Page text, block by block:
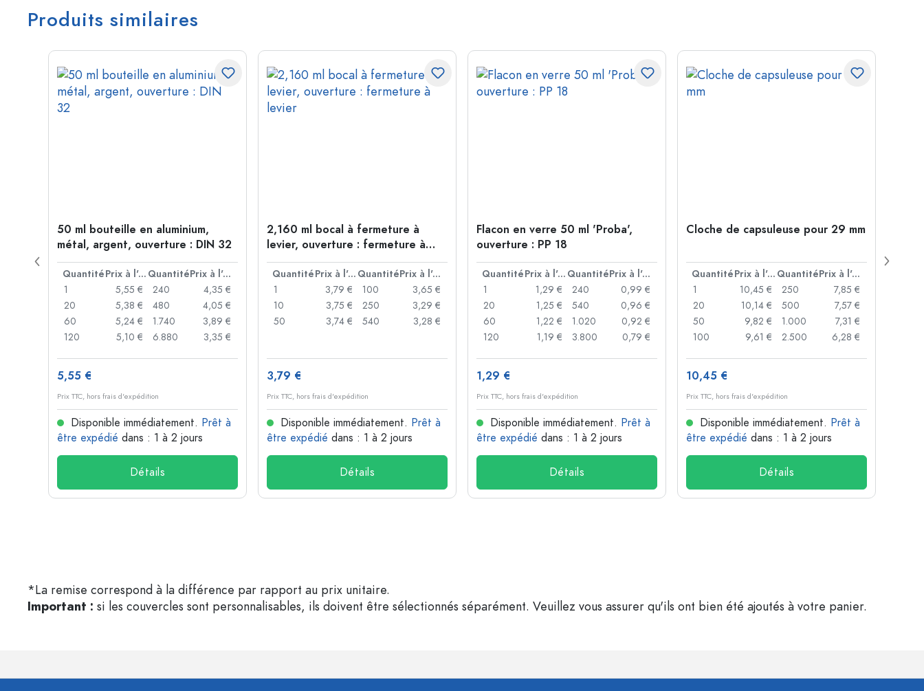
Produits similaires
50 ml bouteille en aluminium,
métal, argent, ouverture : DIN 32
Quantité Prix à l'unité Quantité
Prix à l'unité
1
5,55 €
20
5,38 €
60
5,24 €
120
5,10 €
240
4,35 €
480
4,05 €
1.740
3,89 €
6.880
3,35 €
5,55 €
Prix TTC, hors frais d'expédition
Disponible immédiatement. Prêt à
être expédié dans : 1 à 2 jours
Détails
2,160 ml bocal à fermeture à
levier, ouverture : fermeture à
levier
Quantité Prix à l'unité Quantité
Prix à l'unité
1
3,79 €
10
3,75 €
50
3,74 €
100
3,65 €
250
3,29 €
540
3,28 €
3,79 €
Prix TTC, hors frais d'expédition
Disponible immédiatement. Prêt à
être expédié dans : 1 à 2 jours
Détails
Flacon en verre 50 ml 'Proba',
ouverture : PP 18
Quantité Prix à l'unité Quantité
Prix à l'unité
1
1,29 €
20
1,25 €
60
1,22 €
120
1,19 €
240
0,99 €
540
0,96 €
1.020
0,92 €
3.800
0,79 €
1,29 €
Prix TTC, hors frais d'expédition
Disponible immédiatement. Prêt à
être expédié dans : 1 à 2 jours
Détails
Cloche de capsuleuse pour 29 mm
Quantité Prix à l'unité Quantité
Prix à l'unité
1
10,45 €
20
10,14 €
50
9,82 €
100
9,61 €
250
7,85 €
500
7,57 €
1.000
7,31 €
2.500
6,28 €
10,45 €
Prix TTC, hors frais d'expédition
Disponible immédiatement. Prêt à
être expédié dans : 1 à 2 jours
Détails
*La remise correspond à la différence par rapport au prix unitaire.
Important : si les couvercles sont personnalisables, ils doivent être sélectionnés séparément. Veuillez vous assurer qu'ils ont bien été ajoutés à votre panier.